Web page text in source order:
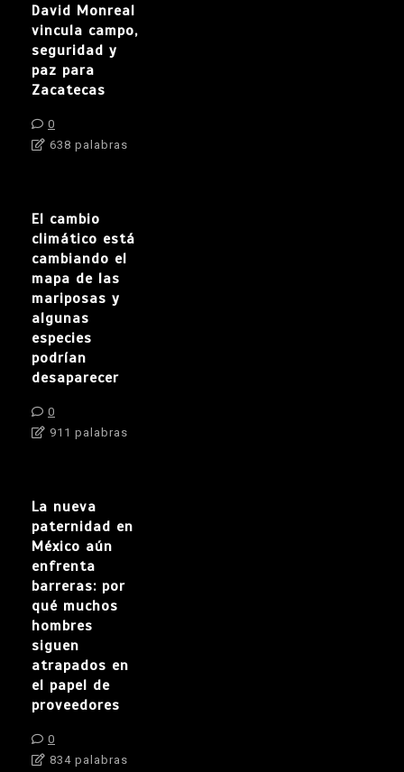
David Monreal
vincula campo,
seguridad y
paz para
Zacatecas
0
638 palabras
El cambio
climático está
cambiando el
mapa de las
mariposas y
algunas
especies
podrían
desaparecer
0
911 palabras
La nueva
paternidad en
México aún
enfrenta
barreras: por
qué muchos
hombres
siguen
atrapados en
el papel de
proveedores
0
834 palabras